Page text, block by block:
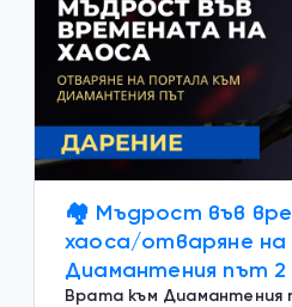
🏘️ Мъдрост във
хаосa/отваряне
Диамантения път 2
Врата към Диамантения